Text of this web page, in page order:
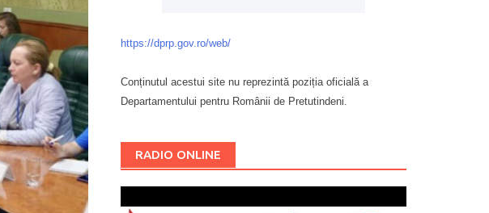
https://dprp.gov.ro/web/
Conținutul acestui site nu reprezintă poziția oficială a
Departamentului pentru Românii de Pretutindeni.
RADIO ONLINE